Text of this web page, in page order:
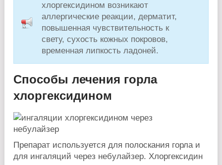
хлоргексидином возникают
аллергические реакции, дерматит,
повышенная чувствительность к
свету, сухость кожных покровов,
временная липкость ладоней.
Способы лечения горла
хлоргексидином
Препарат используется для полоскания горла и
для ингаляций через небулайзер. Хлоргексидин